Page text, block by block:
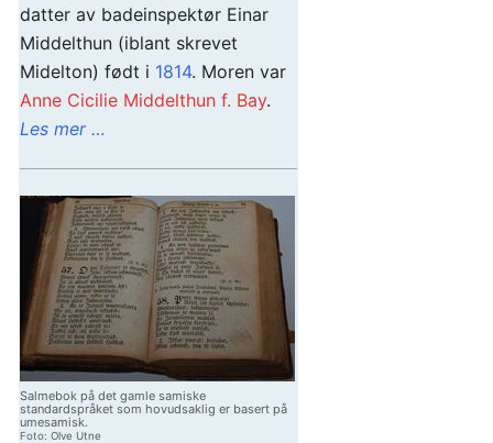
datter av badeinspektør Einar
Middelthun (iblant skrevet
Midelton) født i 1814. Moren var
Anne Cicilie Middelthun f. Bay.
Les mer …
Salmebok på det gamle samiske
standardspråket som hovudsaklig er basert på
umesamisk.
Foto: Olve Utne